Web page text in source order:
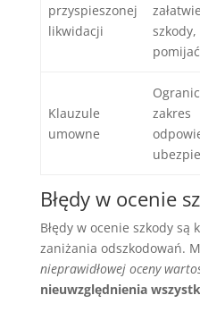
przyspieszonej
likwidacji
Klauzule
umowne
zakres
Błędy w ocenie
Błędy w ocenie szkody są
zaniżania odszkodowań.
nieprawidłowej oceny
nieuwzględnienia